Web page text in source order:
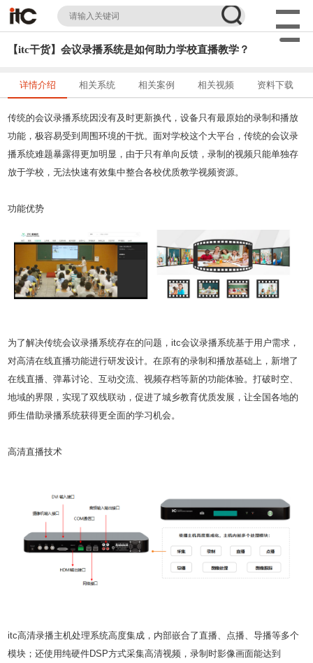
【itc干货】会议录播系统是如何助力学校直播教学？
详情介绍 相关系统 相关案例 相关视频 资料下载
传统的会议录播系统因没有及时更新换代，设备只有最原始的录制和播放
功能，极容易受到周围环境的干扰。面对学校这个大平台，传统的会议录
播系统难题暴露得更加明显，由于只有单向反馈，录制的视频只能单独存
放于学校，无法快速有效集中整合各校优质教学视频资源。
功能优势
为了解决传统会议录播系统存在的问题，itc会议录播系统基于用户需求，
对高清在线直播功能进行研发设计。在原有的录制和播放基础上，新增了
在线直播、弹幕讨论、互动交流、视频存档等新的功能体验。打破时空、
地域的界限，实现了双线联动，促进了城乡教育优质发展，让全国各地的
师生借助录播系统获得更全面的学习机会。
高清直播技术
itc高清录播主机处理系统高度集成，内部嵌合了直播、点播、导播等多个
模块；还使用纯硬件DSP方式采集高清视频，录制时影像画面能达到